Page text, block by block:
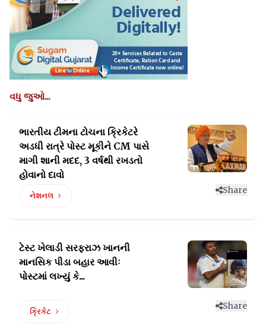
વધુ જુઓ...
ભારતીય ટીમના ટોચના ક્રિકેટરે
અડધી રાત્રે પોસ્ટ મૂકીને CM પાસે
માગી શાની મદદ, 3 વર્ષથી રખડતો
હોવાનો દાવો
નેશનલ
Share
ટેસ્ટ ખેલાડી સરફરાઝ ખાનની
માનસિક પીડા બહાર આવીઃ
પોસ્ટમાં લખ્યું કે...
ક્રિકેટ
Share